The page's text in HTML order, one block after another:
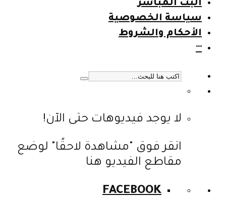
البث المباشر
سياسة الخصوصية
الأحكام والشروط
···
لا يوجد فيديوهات حتى الآن!
انقر فوق "مشاهدة لاحقًا" لوضع
مقاطع الفيديو هنا
FACEBOOK